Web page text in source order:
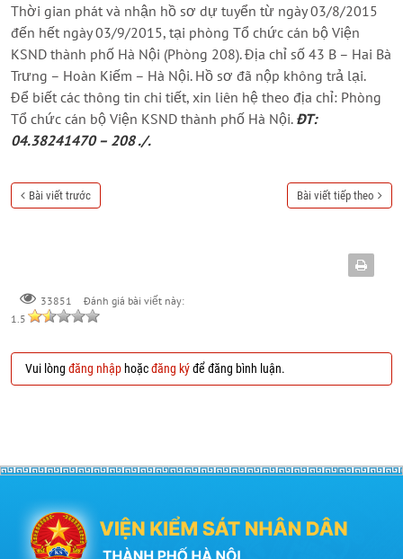
Thời gian phát và nhận hồ sơ dự tuyển từ ngày 03/8/2015
đến hết ngày 03/9/2015, tại phòng Tổ chức cán bộ Viện
KSND thành phố Hà Nội (Phòng 208). Địa chỉ số 43 B – Hai Bà
Trưng – Hoàn Kiếm – Hà Nội. Hồ sơ đã nộp không trả lại.
Để biết các thông tin chi tiết, xin liên hệ theo địa chỉ: Phòng
Tổ chức cán bộ Viện KSND thành phố Hà Nội. ĐT:
04.38241470 – 208 ./.
Bài viết trước Bài viết tiếp theo
33851
Đánh giá bài viết này:
1.5
Vui lòng đăng nhập hoặcđăng kýđể đăng bình luận.